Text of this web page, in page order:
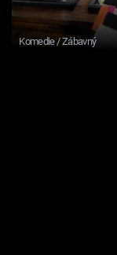
Komedie / Zábavný